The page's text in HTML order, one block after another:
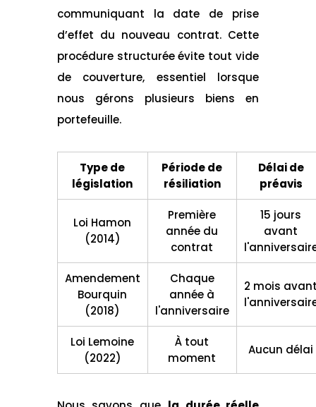
communiquant la date de prise
d’effet du nouveau contrat. Cette
procédure structurée évite tout vide
de couverture, essentiel lorsque
nous gérons plusieurs biens en
portefeuille.
Type de
législation
Période de
résiliation
Délai de
préavis
Loi Hamon
(2014)
Première
année du
contrat
15 jours
avant
Amendement
Bourquin
(2018)
Chaque
année à
l'anniversaire
2 mois
Loi Lemoine
(2022)
À tout
moment
Aucun délai